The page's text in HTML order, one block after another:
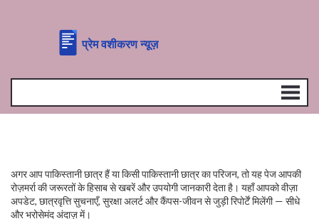
अगर आप पाकिस्तानी छात्र हैं या किसी पाकिस्तानी छात्र का परिजन, तो यह पेज आपकी
रोज़मर्रा की जरूरतों के हिसाब से खबरें और उपयोगी जानकारी देता है। यहाँ आपको वीज़ा
अपडेट, छात्रवृत्ति सुचनाएँ, सुरक्षा अलर्ट और कैंपस-जीवन से जुड़ी रिपोर्टें मिलेंगी — सीधे
और भरोसेमंद अंदाज़ में।